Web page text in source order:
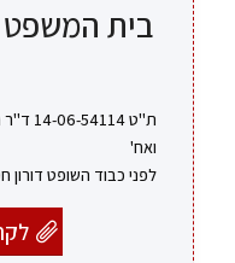
בית המשפט
ת"ט
ואח'
לפני כבוד השופט דורון